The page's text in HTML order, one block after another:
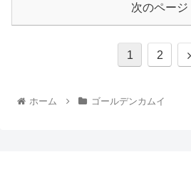
次のページ
1 2
ホーム ゴールデンカムイ